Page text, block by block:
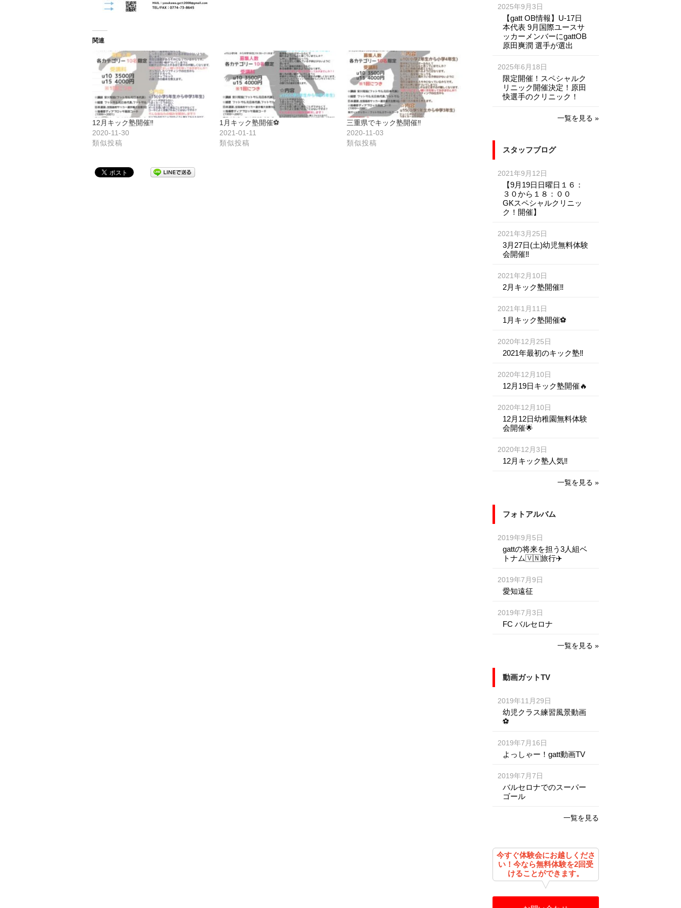
関連
12月キック塾開催‼️
2020-11-30
類似投稿
1月キック塾開催⚽️
2021-01-11
類似投稿
三重県でキック塾開催‼️
2020-11-03
類似投稿
2025年9月3日
【gatt OB情報】U-17日
本代表 9月国際ユースサ
ッカーメンバーにgattOB
原田爽潤 選手が選出
2025年6月18日
限定開催！スペシャルク
リニック開催決定！原田
快選手のクリニック！
一覧を見る »
スタッフブログ
2021年9月12日
【9月19日日曜日１６：
３０から１８：００
GKスペシャルクリニッ
ク！開催】
2021年3月25日
3月27日(土)幼児無料体験
会開催‼️
2021年2月10日
2月キック塾開催‼️
2021年1月11日
1月キック塾開催⚽️
2020年12月25日
2021年最初のキック塾‼️
2020年12月10日
12月19日キック塾開催🔥
2020年12月10日
12月12日幼稚園無料体験
会開催🌟
2020年12月3日
12月キック塾人気‼️
一覧を見る »
フォトアルバム
2019年9月5日
gattの将来を担う3人組ベ
トナム🇻🇳旅行✈️
2019年7月9日
愛知遠征
2019年7月3日
FC バルセロナ
一覧を見る »
動画ガットTV
2019年11月29日
幼児クラス練習風景動画
⚽️
2019年7月16日
よっしゃー！gatt動画TV
2019年7月7日
バルセロナでのスーパー
ゴール
一覧を見る
今すぐ体験会にお越しくださ
い！今なら無料体験を2回受
けることができます。